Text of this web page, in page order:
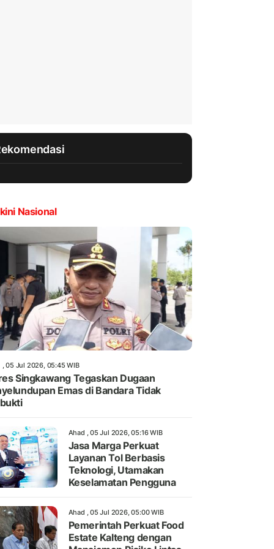
Nasional
, 05 Jul 2026, 05:45 WIB
Singkawang Tegaskan Dugaan
Emas di Bandara Tidak
Ahad , 05 Jul 2026, 05:16 WIB
Jasa Marga Perkuat
Layanan Tol Berbasis
Teknologi, Utamakan
Keselamatan Pengguna
Ahad , 05 Jul 2026, 05:00 WIB
Pemerintah Perkuat Food
Estate Kalteng dengan